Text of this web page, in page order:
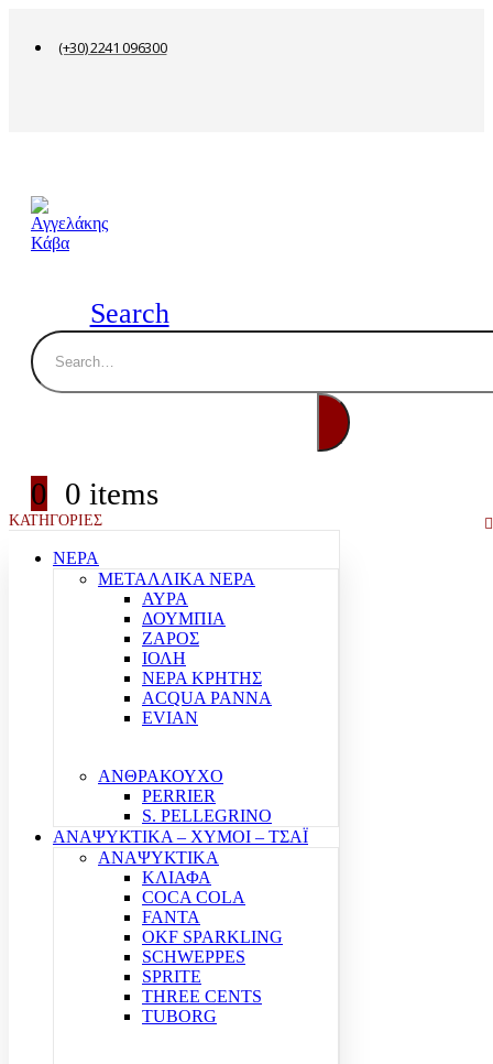
(+30) 2241 096300
Search
0 0 items
ΚΑΤΗΓΟΡΙΕΣ
ΝΕΡΑ
ΜΕΤΑΛΛΙΚΑ ΝΕΡΑ
ΑΥΡΑ
ΔΟΥΜΠΙΑ
ΖΑΡΟΣ
ΙΟΛΗ
ΝΕΡΑ ΚΡΗΤΗΣ
ACQUA PANNA
EVIAN
ΑΝΘΡΑΚΟΥΧΟ
PERRIER
S. PELLEGRINO
ΑΝΑΨΥΚΤΙΚΑ – ΧΥΜΟΙ – ΤΣΑΪ
ΑΝΑΨΥΚΤΙΚΑ
ΚΛΙΑΦΑ
COCA COLA
FANTA
OKF SPARKLING
SCHWEPPES
SPRITE
THREE CENTS
TUBORG